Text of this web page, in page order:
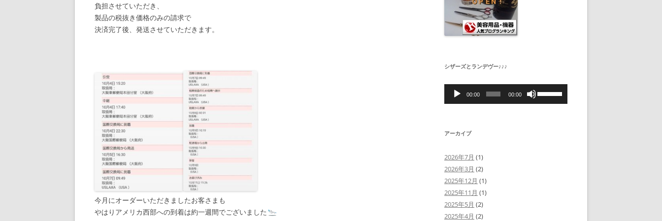
負担させていただき、
製品の税抜き価格のみの請求で
決済完了後、発送させていただきます。
今月にオーダーいただきましたお客さまも
やはりアメリカ西部への到着は約一週間でございました
シザーズとランデヴー♪♪♪
音
00:00 00:00
リ
アーカイブ
2026年7月 (1)
2026年3月 (2)
2025年12月 (1)
2025年11月 (1)
2025年5月 (2)
2025年4月 (2)